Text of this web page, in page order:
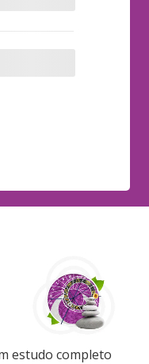
estudo completo